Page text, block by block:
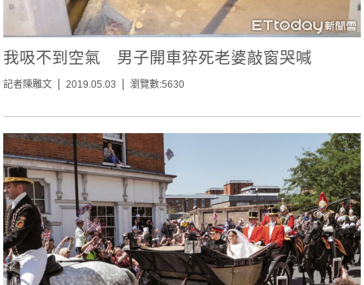
我吸不到空氣 男子開車猝死老婆敲窗哭喊
記者陳雕文 2019.05.03 瀏覽數:5630